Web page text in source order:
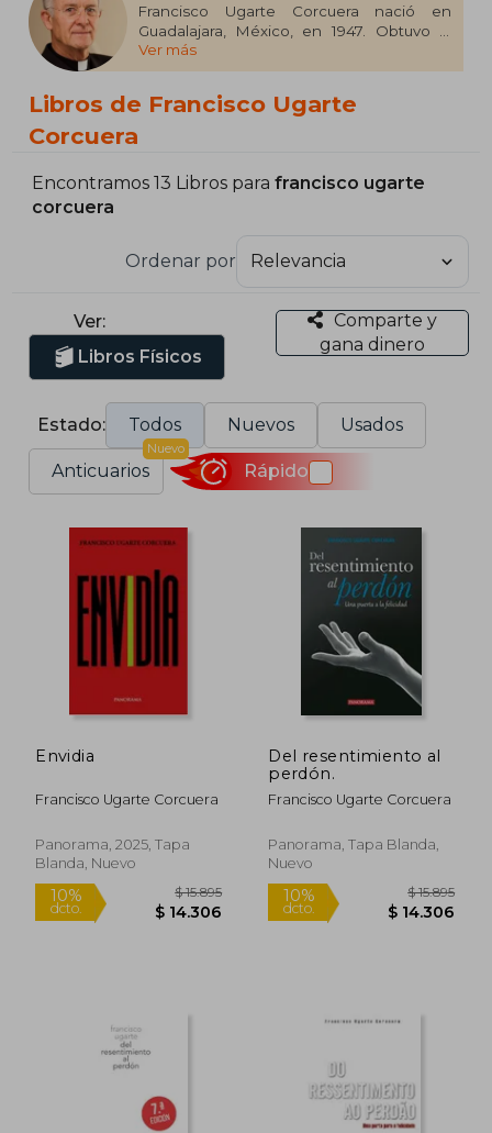
Francisco Ugarte Corcuera nació en
Guadalajara, México, en 1947. Obtuvo la
licenciatura y la maestría en Filosofía por la
Universidad Nacional Autónoma de
por la Universidad de la Santa Cruz en
México. Entre sus publicaciones destacan
Ver más
Libros de Francisco Ugarte
Corcuera
Encontramos 13 Libros parafrancisco ugarte
corcuera
Ordenar por
Ver:
Libros Físicos
Comparte y
gana dinero
Estado: Todos Nuevos Usados
Anticuarios
Nuevo
Rápido
Envidia
Francisco Ugarte Corcuera
Panorama, 2025, Tapa
Blanda, Nuevo
Del resentimiento al
perdón.
Francisco Ugarte Corcuera
Panorama, Tapa Blanda,
Nuevo
dcto.